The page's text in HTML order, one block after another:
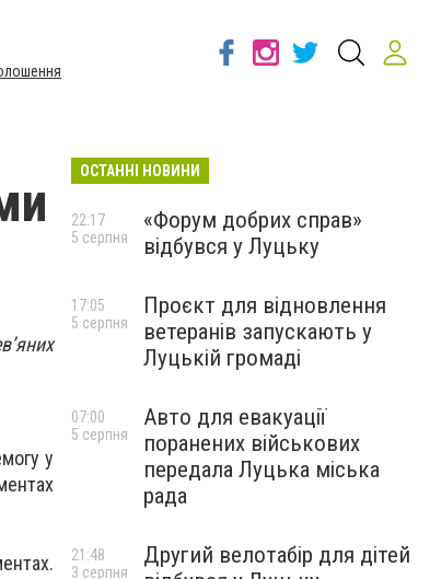
у
ОСТАННІ НОВИНИ
«Форум добрих справ»
відбувся у Луцьку
22:17
5 серпня
Проєкт для відновлення
ветеранів запускають у
Луцькій громаді
17:05
5 серпня
Авто для евакуації
поранених військових
передала Луцька міська
рада
07:00
5 серпня
Другий велотабір для дітей
21:48
3 серпня